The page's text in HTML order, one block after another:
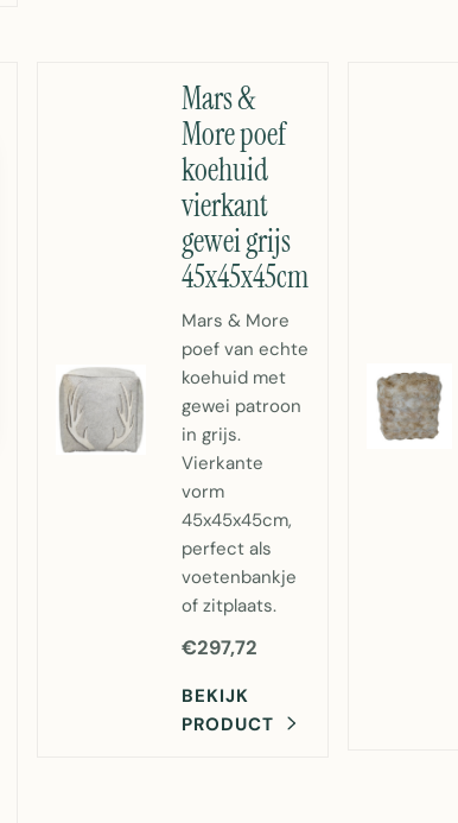
Mars &
More poef
koehuid
vierkant
gewei grijs
45x45x45cm
Mars & More
poef van echte
koehuid met
gewei patroon
in grijs.
Vierkante
vorm
45x45x45cm,
perfect als
voetenbankje
of zitplaats.
€297,72
BEKIJK
PRODUCT